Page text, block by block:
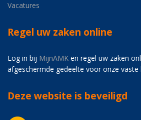
Vacatures
Regel uw zaken online
Log in bij MijnAMK en regel uw zaken
afgeschermde gedeelte voor onze vaste
Deze website is beveiligd